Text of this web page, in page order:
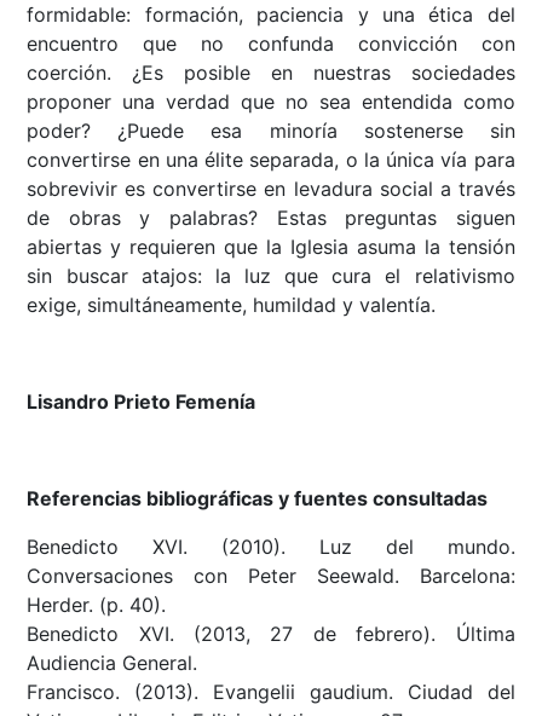
formidable: formación, paciencia y una ética del
encuentro que no confunda convicción con
coerción. ¿Es posible en nuestras sociedades
proponer una verdad que no sea entendida como
poder? ¿Puede esa minoría sostenerse sin
convertirse en una élite separada, o la única vía para
sobrevivir es convertirse en levadura social a través
de obras y palabras? Estas preguntas siguen
abiertas y requieren que la Iglesia asuma la tensión
sin buscar atajos: la luz que cura el relativismo
exige, simultáneamente, humildad y valentía.
Lisandro Prieto Femenía
Referencias bibliográficas y fuentes consultadas
Benedicto XVI. (2010). Luz del mundo.
Conversaciones con Peter Seewald. Barcelona:
Herder. (p. 40).
Benedicto XVI. (2013, 27 de febrero). Última
Audiencia General.
Francisco. (2013). Evangelii gaudium. Ciudad del